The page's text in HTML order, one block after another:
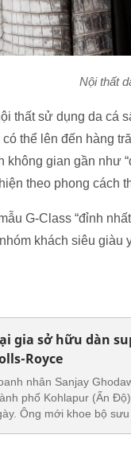
Nội thất
thất sử dụng da cá
thể lên đến hàng
không gian gần như
theo phong cách
G-Class “đỉnh
khách siêu giàu
gia sở hữu dàn
Royce
nhân Sanjay
phố Kohlapur (Ấn
Ông mới khoe bộ